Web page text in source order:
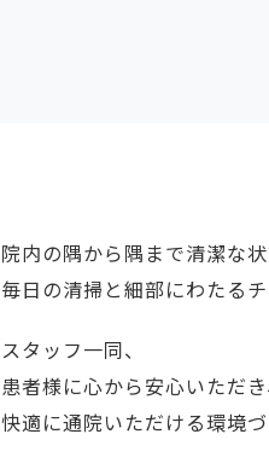
院内の隅から隅まで清潔な
毎日の清掃と細部にわたる
スタッフ一同、
患者様に心から安心いただ
快適に通院いただける環境